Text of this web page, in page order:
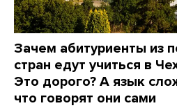
Зачем абитуриенты из
стран едут учиться в
Это дорого? А язык
что говорят они сами